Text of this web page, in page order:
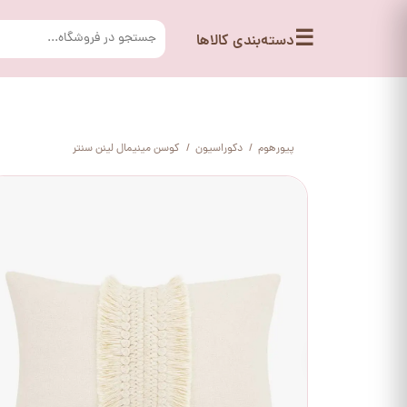
☰دسته‌بندی کالاها
پیورهوم دکوراسیون کوسن مینیمال لینن سنتر